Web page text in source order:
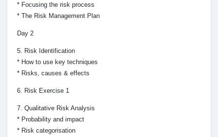
* Focusing the risk process
* The Risk Management Plan
Day 2
5. Risk Identification
* How to use key techniques
* Risks, causes & effects
6. Risk Exercise 1
7. Qualitative Risk Analysis
* Probability and impact
* Risk categorisation